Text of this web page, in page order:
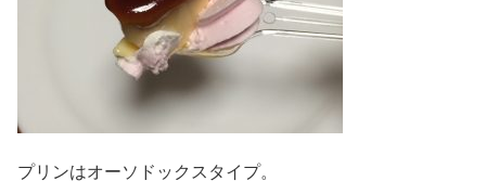
プリンはオーソドックスタイプ。